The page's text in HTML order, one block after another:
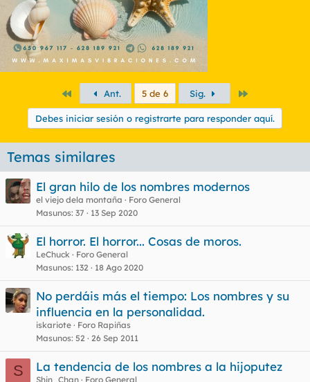
PrimeroAnt. 5 de 6 Sig.
Debes iniciar sesión o registrarte para responder aquí.
Temas similares
El gran hilo de los nombres modernos
el viejo dela montaña
Foro General
Masunos 37 13 Sep 2020
El horror. El horror... Cosas de moros.
LeChuck
Foro General
Masunos 132 18 Ago 2020
No perdáis más el tiempo: Los nombres y su
influencia en la personalidad.
iskariote
Foro Rapiñas
Masunos 52 26 Sep 2011
S La tendencia de los nombres a la hijoputez
Shin_Chan
Foro General